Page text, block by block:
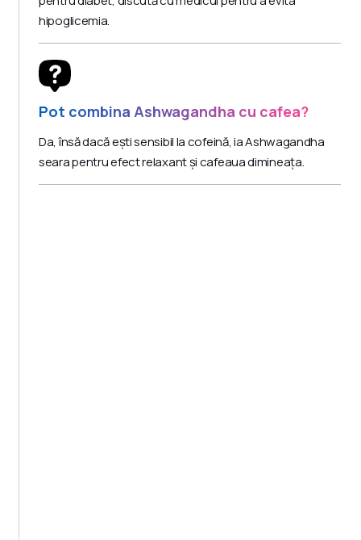
hipoglicemia.
Pot combina Ashwagandha cu cafea?
Da, însă dacă ești sensibil la cofeină, ia Ashwagandha
seara pentru efect relaxant și cafeaua dimineața.